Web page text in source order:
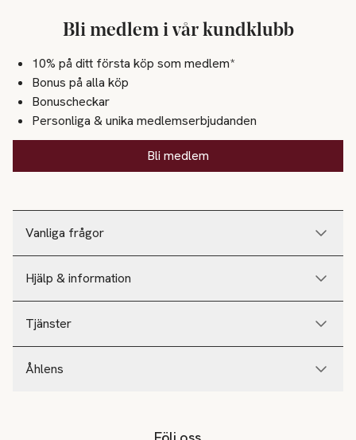
Vanliga frågor
Hjälp & information
Tjänster
Åhlens
Bli medlem i vår kundklubb
10% på ditt första köp som medlem*
Bonus på alla köp
Bonuscheckar
Personliga & unika medlemserbjudanden
Bli medlem